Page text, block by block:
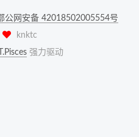
公网安备 42018502005554号
knktc
强力驱动